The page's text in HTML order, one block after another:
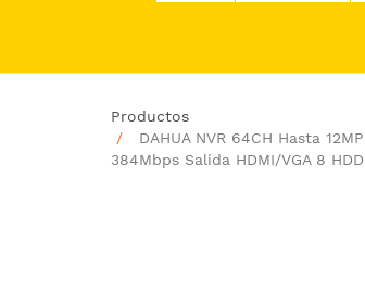
Productos
DAHUA NVR 64CH Hasta
384Mbps Salida HDMI/VGA 8 HDD